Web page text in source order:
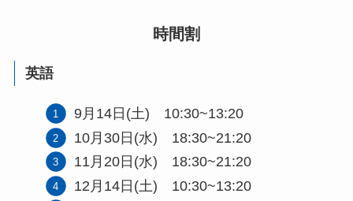
時間割
英語
9月14日(土) 10:30~13:20
10月30日(水) 18:30~21:20
11月20日(水) 18:30~21:20
12月14日(土) 10:30~13:20